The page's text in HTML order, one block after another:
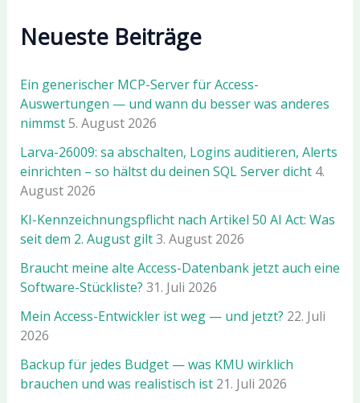
Neueste Beiträge
Ein generischer MCP-Server für Access-
Auswertungen — und wann du besser was anderes
nimmst5. August 2026
Larva-26009: sa abschalten, Logins auditieren, Alerts
einrichten – so hältst du deinen SQL Server dicht 4.
August 2026
KI-Kennzeichnungspflicht nach Artikel 50 AI Act: Was
seit dem 2. August gilt3. August 2026
Braucht meine alte Access-Datenbank jetzt auch eine
Software-Stückliste? 31. Juli 2026
Mein Access-Entwickler ist weg — und jetzt? 22. Juli
2026
Backup für jedes Budget — was KMU wirklich
brauchen und was realistisch ist 21. Juli 2026